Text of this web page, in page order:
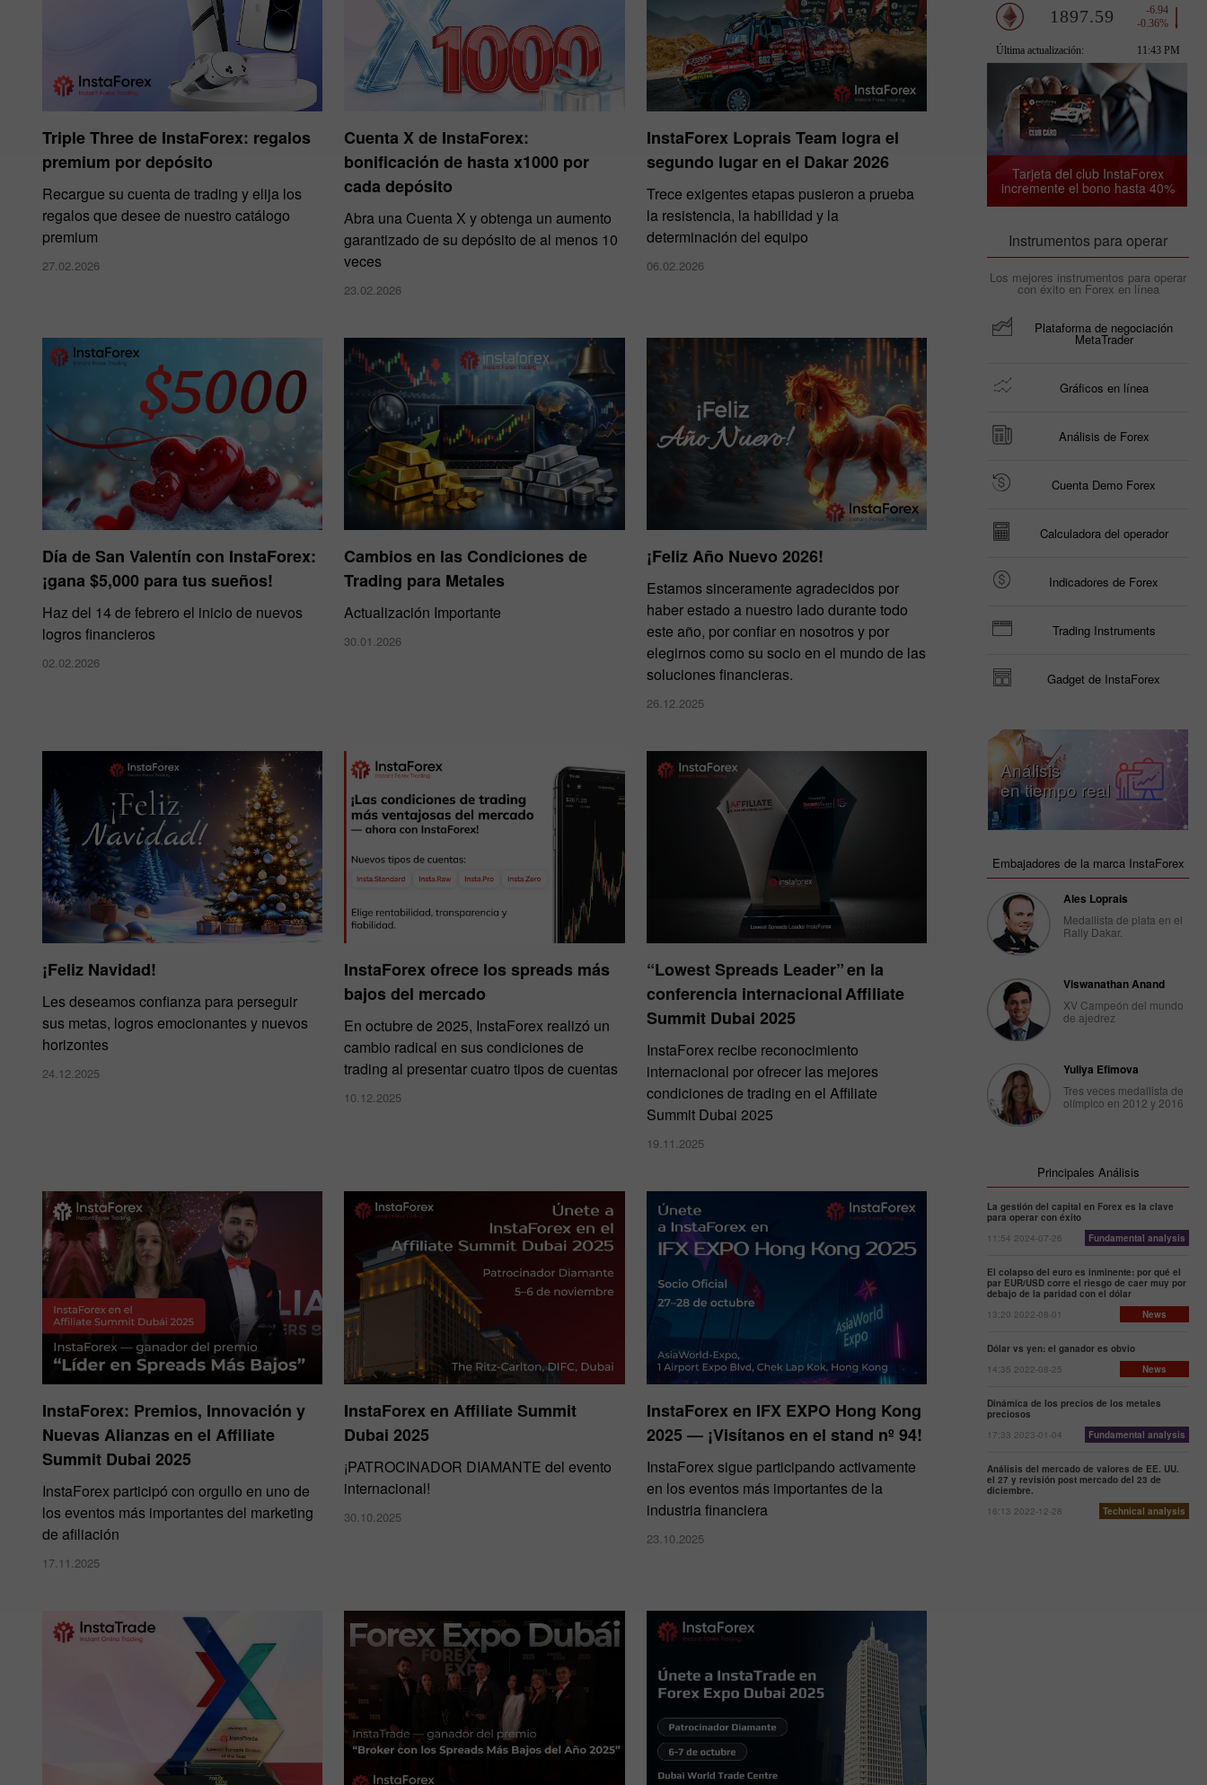
Triple Three de InstaForex: regalos
premium por depósito
Recargue su cuenta de trading y elija los
regalos que desee de nuestro catálogo
premium
27.02.2026
Cuenta X de InstaForex:
bonificación de hasta x1000 por
cada depósito
Abra una Cuenta X y obtenga un aumento
garantizado de su depósito de al menos 10
veces
23.02.2026
InstaForex Loprais Team logra el
segundo lugar en el Dakar 2026
Trece exigentes etapas pusieron a prueba
la resistencia, la habilidad y la
determinación del equipo
06.02.2026
Día de San Valentín con InstaForex:
¡gana $5,000 para tus sueños!
Haz del 14 de febrero el inicio de nuevos
logros financieros
02.02.2026
Cambios en las Condiciones de
Trading para Metales
Actualización Importante
30.01.2026
¡Feliz Año Nuevo 2026!
Estamos sinceramente agradecidos por
haber estado a nuestro lado durante todo
este año, por confiar en nosotros y por
elegirnos como su socio en el mundo de las
soluciones financieras.
26.12.2025
¡Feliz Navidad!
Les deseamos confianza para perseguir
sus metas, logros emocionantes y nuevos
horizontes
24.12.2025
InstaForex ofrece los spreads más
bajos del mercado
En octubre de 2025, InstaForex realizó un
cambio radical en sus condiciones de
trading al presentar cuatro tipos de cuentas
10.12.2025
“Lowest Spreads Leader” en la
conferencia internacional Affiliate
Summit Dubai 2025
InstaForex recibe reconocimiento
internacional por ofrecer las mejores
condiciones de trading en el Affiliate
Summit Dubai 2025
19.11.2025
InstaForex: Premios, Innovación y
Nuevas Alianzas en el Affiliate
Summit Dubai 2025
InstaForex participó con orgullo en uno de
los eventos más importantes del marketing
de afiliación
17.11.2025
InstaForex en Affiliate Summit
Dubai 2025
¡PATROCINADOR DIAMANTE del evento
internacional!
30.10.2025
InstaForex en IFX EXPO Hong Kong
2025 — ¡Visítanos en el stand nº 94!
​InstaForex sigue participando activamente
en los eventos más importantes de la
industria financiera
23.10.2025
Tarjeta del club InstaForex
incremente el bono hasta 40%
Instrumentos para operar
Los mejores instrumentos para operar
con éxito en Forex en línea
Plataforma de negociación
MetaTrader
Gráficos en línea
Análisis de Forex
Cuenta Demo Forex
Calculadora del operador
Indicadores de Forex
Trading Instruments
Gadget de InstaForex
Análisis
en tiempo real
Embajadores de la marca InstaForex
Ales Loprais
Medallista de plata en el
Rally Dakar.
Viswanathan Anand
XV Campeón del mundo
de ajedrez
Yuliya Efimova
Tres veces medallista de
olímpico en 2012 y 2016
Principales Análisis
La gestión del capital en Forex es la clave
para operar con éxito
11:54 2024-07-26
Fundamental analysis
El colapso del euro es inminente: por qué el
par EUR/USD corre el riesgo de caer muy por
debajo de la paridad con el dólar
13:20 2022-08-01
News
Dólar vs yen: el ganador es obvio
14:35 2022-08-25
News
Dinámica de los precios de los metales
preciosos
17:33 2023-01-04
Fundamental analysis
Análisis del mercado de valores de EE. UU.
el 27 y revisión post mercado del 23 de
diciembre.
16:13 2022-12-28
Technical analysis